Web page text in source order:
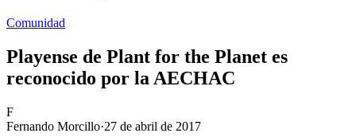
Comunidad
Playense de Plant for the Planet es
reconocido por la AECHAC
F
Fernando Morcillo·27 de abril de 2017